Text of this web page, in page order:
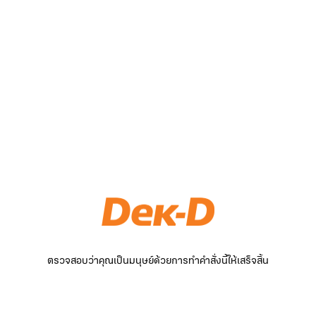
ตรวจสอบว่าคุณเป็นมนุษย์ด้วยการทำคำสั่งนี้ให้เสร็จสิ้น